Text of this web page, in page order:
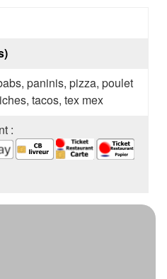
paninis, pizza, poulet
tacos, tex mex
: